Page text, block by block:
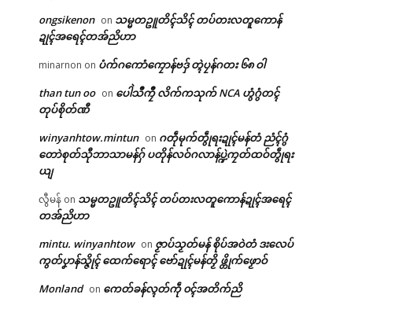
ongsikenon on သမ္မတဥူတိၚ်သိၚ် တပ်တးလတူကောန်
ဍုၚ်အရေၚ်တအ်ညိဟာ
minarnon on ပံက်ဂကောံကၠောန်ဗဒှ် တ္ၚဲပၠန်ဂတး ၆၈ ဝါ
than tun oo on ပေါဲသဳကၠဳ လိက်ကသုက် NCA ဟွံဂွံတၚ်
တုပ်စိုတ်ဏီ
winyanhtow.mintun on ဂတဵုမုက်တွဵုရးဍုၚ်မန်တံ ညံၚ်ဂွံ
တောဲစုတ်သီုဘာသာမန်ဂှ် ပတိုန်လဝ်ဂလာန်ပ္ဍဲကၠတ်ထဝ်တွဵုရး
ယျ
လွီမန် on သမ္မတဥူတိၚ်သိၚ် တပ်တးလတူကောန်ဍုၚ်အရေၚ်
တအ်ညိဟာ
mintu. winyanhtow on ဇၟာပ်သၟတ်မန် စိုပ်အဝဲတံ ဒးလေပ်
ကွတ်ပၞာန်သ္ဇိုၚ် ထေက်ရောၚ် ဗော်ဍုၚ်မန်တၟိ ဖ္တိုက်ဖၟောဝ်
Monland on ကေတ်ခန်လ္ၚတ်ကဵု ၀ၚ်အတိက်ညိ